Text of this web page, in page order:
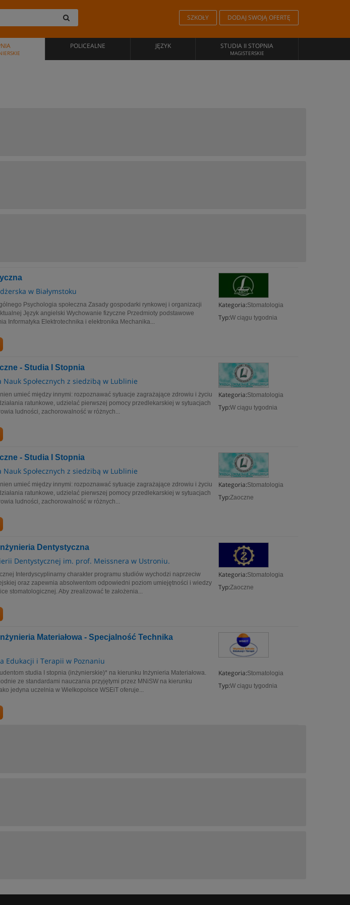
SZKOŁY DODAJ SWOJĄ OFERTĘ
POLICEALNE JĘZYK STUDIA II STOPNIA
MAGISTERSKIE
w Białymstoku
Kategoria:Stomatologia
Typ:W ciągu tygodnia
Psychologia społeczna Zasady gospodarki rynkowej i organizacji
Język angielski Wychowanie fizyczne Przedmioty podstawowe
Informatyka Elektrotechnika i elektronika Mechanika...
- Studia I Stopnia
Nauk Społecznych z siedzibą w Lublinie
Kategoria:Stomatologia
Typ:W ciągu tygodnia
umieć między innymi: rozpoznawać sytuacje zagrażające zdrowiu i życiu
ratunkowe, udzielać pierwszej pomocy przedlekarskiej w sytuacjach
ludności, zachorowalność w różnych...
- Studia I Stopnia
Nauk Społecznych z siedzibą w Lublinie
Kategoria:Stomatologia
Typ:Zaoczne
umieć między innymi: rozpoznawać sytuacje zagrażające zdrowiu i życiu
ratunkowe, udzielać pierwszej pomocy przedlekarskiej w sytuacjach
ludności, zachorowalność w różnych...
Dentystyczna
Dentystycznej im. prof. Meissnera w Ustroniu.
Kategoria:Stomatologia
Typ:Zaoczne
Interdyscyplinarny charakter programu studiów wychodzi naprzeciw
oraz zapewnia absolwentom odpowiedni poziom umiejętności i wiedzy
stomatologicznej. Aby zrealizować te założenia...
Materiałowa - Specjalność Technika
Edukacji i Terapii w Poznaniu
Kategoria:Stomatologia
Typ:W ciągu tygodnia
studia I stopnia (inżynierskie)* na kierunku Inżynieria Materiałowa.
ze standardami nauczania przyjętymi przez MNiSW na kierunku
jedyna uczelnia w Wielkopolsce WSEiT oferuje...